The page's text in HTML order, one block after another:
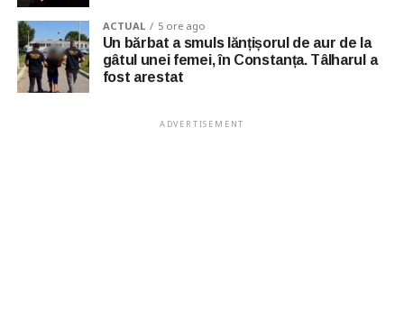
ACTUAL 5 ore ago
Un bărbat a smuls lănțișorul de aur de la
gâtul unei femei, în Constanța. Tâlharul a
fost arestat
ADVERTISEMENT